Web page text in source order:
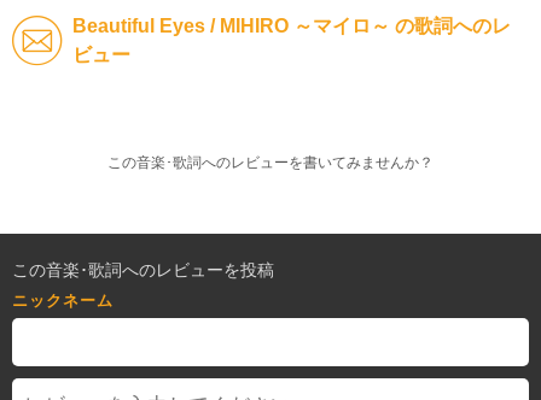
Beautiful Eyes / MIHIRO ～マイロ～ の歌詞へのレ
ビュー
この音楽･歌詞へのレビューを書いてみませんか？
この音楽･歌詞へのレビューを投稿
ニックネーム